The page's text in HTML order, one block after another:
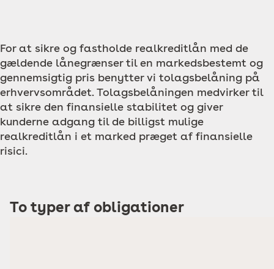
For at sikre og fastholde realkreditlån med de
gældende lånegrænser til en markedsbestemt og
gennemsigtig pris benytter vi tolagsbelåning på
erhvervsområdet. Tolagsbelåningen medvirker til
at sikre den finansielle stabilitet og giver
kunderne adgang til de billigst mulige
realkreditlån i et marked præget af finansielle
risici.
To typer af obligationer